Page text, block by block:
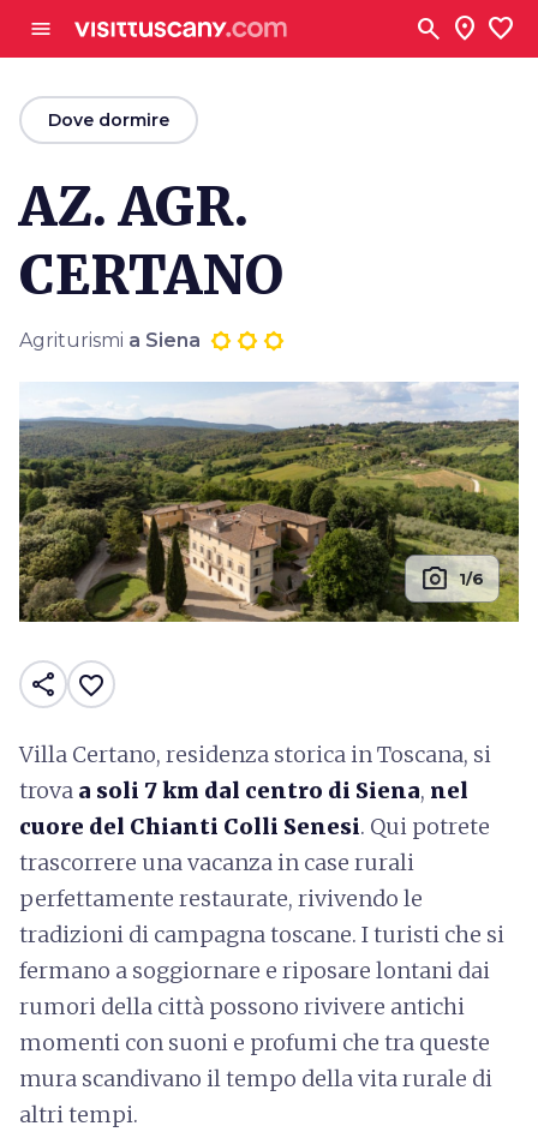
menu search location_on favorite
arrow_backDove dormire
AZ. AGR.
CERTANO
Agriturismi a Siena
photo_camera 1/6
share favorite_border
Villa Certano, residenza storica in Toscana, si
trova a soli 7 km dal centro di Siena, nel
cuore del Chianti Colli Senesi. Qui potrete
trascorrere una vacanza in case rurali
perfettamente restaurate, rivivendo le
tradizioni di campagna toscane. I turisti che si
fermano a soggiornare e riposare lontani dai
rumori della città possono rivivere antichi
momenti con suoni e profumi che tra queste
mura scandivano il tempo della vita rurale di
altri tempi.